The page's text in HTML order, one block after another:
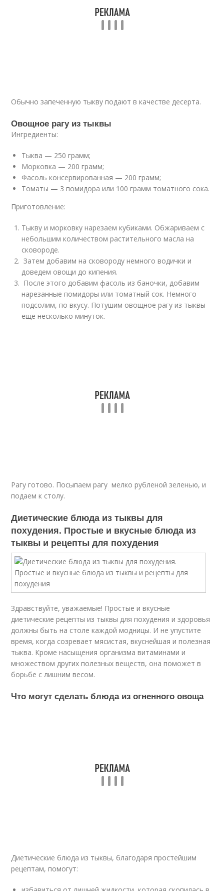
Обычно запеченную тыкву подают в качестве десерта.
Овощное рагу из тыквы
Ингредиенты:
Тыква — 250 грамм;
Морковка — 200 грамм;
Фасоль консервированная — 200 грамм;
Томаты — 3 помидора или 100 грамм томатного сока.
Приготовление:
Тыкву и морковку нарезаем кубиками. Обжариваем с
небольшим количеством растительного масла на
сковороде.
Затем добавим на сковороду немного водички и
доведем овощи до кипения.
После этого добавим фасоль из баночки, добавим
нарезанные помидоры или томатный сок. Немного
подсолим, по вкусу. Потушим овощное рагу из тыквы
еще несколько минуток.
Рагу готово. Посыпаем рагу мелко рубленой зеленью, и
подаем к столу.
Диетические блюда из тыквы для
похудения. Простые и вкусные блюда из
тыквы и рецепты для похудения
Здравствуйте, уважаемые! Простые и вкусные
диетические рецепты из тыквы для похудения и здоровья
должны быть на столе каждой модницы. И не упустите
время, когда созревает мясистая, вкуснейшая и полезная
тыква. Кроме насыщения организма витаминами и
множеством других полезных веществ, она поможет в
борьбе с лишним весом.
Что могут сделать блюда из огненного овоща
Диетические блюда из тыквы, благодаря простейшим
рецептам, помогут: